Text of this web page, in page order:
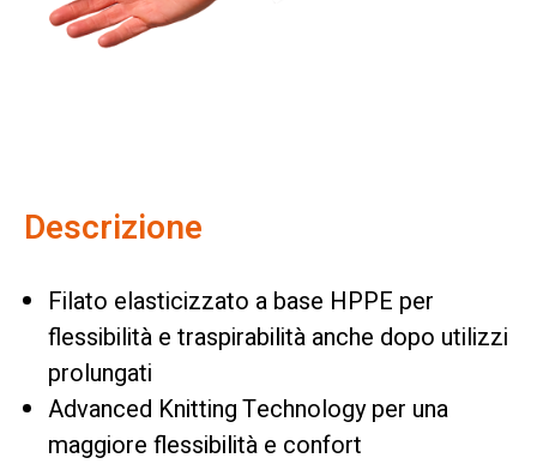
Descrizione
Filato elasticizzato a base HPPE per
flessibilità e traspirabilità anche dopo utilizzi
prolungati
Advanced Knitting Technology per una
maggiore flessibilità e confort